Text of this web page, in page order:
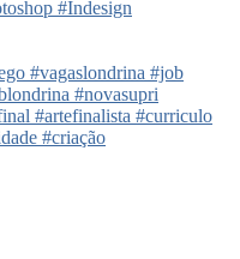
#Indesign
#vagaslondrina #job
#novasupri
#artefinalista #curriculo
#criação